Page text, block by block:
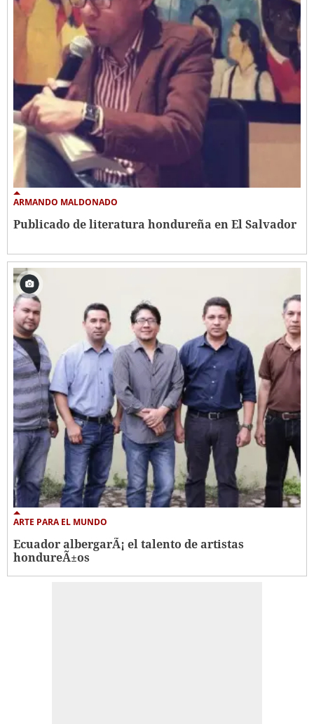
ARMANDO MALDONADO
Publicado de literatura hondureña en El Salvador
ARTE PARA EL MUNDO
Ecuador albergarÃ¡ el talento de artistas
hondureÃ±os